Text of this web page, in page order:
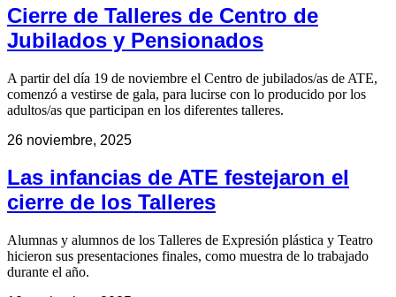
Cierre de Talleres de Centro de
Jubilados y Pensionados
A partir del día 19 de noviembre el Centro de jubilados/as de ATE,
comenzó a vestirse de gala, para lucirse con lo producido por los
adultos/as que participan en los diferentes talleres.
26 noviembre, 2025
Las infancias de ATE festejaron el
cierre de los Talleres
Alumnas y alumnos de los Talleres de Expresión plástica y Teatro
hicieron sus presentaciones finales, como muestra de lo trabajado
durante el año.